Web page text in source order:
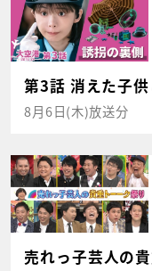
第3話 消えた子供
8月6日(木)放送分
売れっ子芸人の